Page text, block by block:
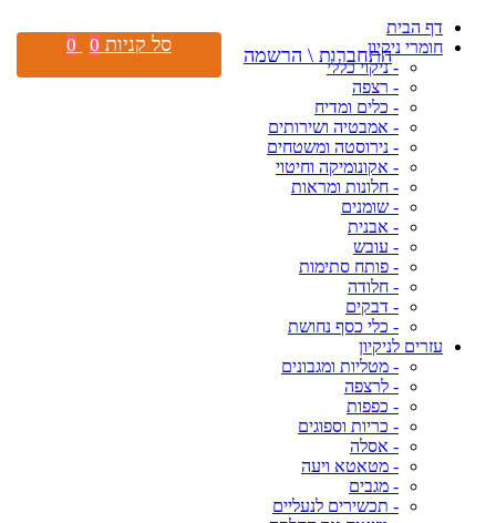
דף הבית
חומרי ניקיון
- ניקוי כללי
- רצפה
- כלים ומדיח
- אמבטיה ושירותים
- נירוסטה ומשטחים
- אקונומיקה וחיטוי
- חלונות ומראות
- שומנים
- אבנית
- עובש
- פותח סתימות
- חלודה
- דבקים
- כלי כסף נחושת
עזרים לניקיון
- מטליות ומגבונים
- לרצפה
- כפפות
- כריות וספוגים
- אסלה
- מטאטא ויעה
- מגבים
- תכשירים לנעליים
התחברות \ הרשמה סל קניות 0
0